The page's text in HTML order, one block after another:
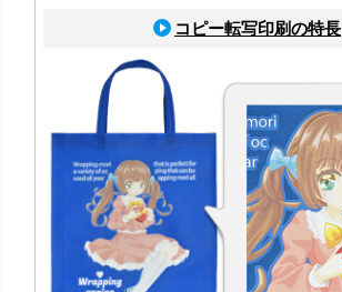
コピー転写印刷の特長